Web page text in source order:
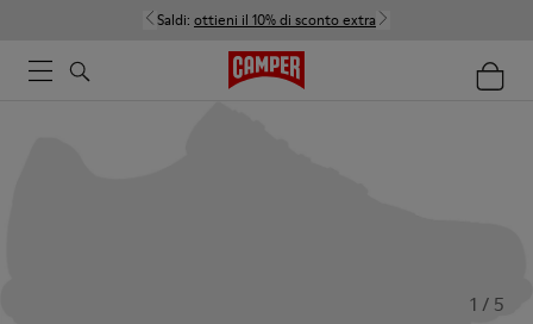
Saldi: ottieni il 10% di sconto extra
1 / 5